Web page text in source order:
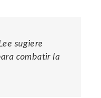
sugiere
combatir la